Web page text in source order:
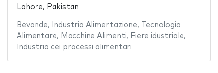
Lahore, Pakistan
Bevande, Industria Alimentazione,
Tecnologia
Alimentare, Macchine Alimenti, Fiere idustriale,
Industria dei processi alimentari